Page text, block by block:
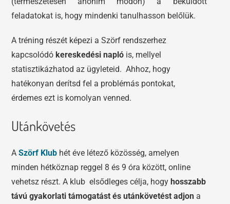
feladatokat is, hogy mindenki tanulhasson belőlük.
A tréning részét képezi a Szörf rendszerhez
kapcsolódó kereskedési napló is, mellyel
statisztikázhatod az ügyleteid. Ahhoz, hogy
hatékonyan derítsd fel a problémás pontokat,
érdemes ezt is komolyan venned.
Utánkövetés
ASzörf Klub hét éve létező közösség, amelyen
minden hétköznap reggel 8 és 9 óra között, online
vehetsz részt. A klub elsődleges célja, hogy hosszabb
távú gyakorlati támogatást és utánkövetést adjon a